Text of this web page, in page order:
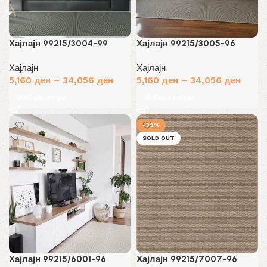
Хајлајн 99215/3004-99
Хајлајн
5,160 ден – 34,056 ден
Хајлајн 99215/3005-96
Хајлајн
5,160 ден – 34,056 ден
Хајлајн 99215/6001-96
-30%
SOLD OUT
Хајлајн 99215/7007-96